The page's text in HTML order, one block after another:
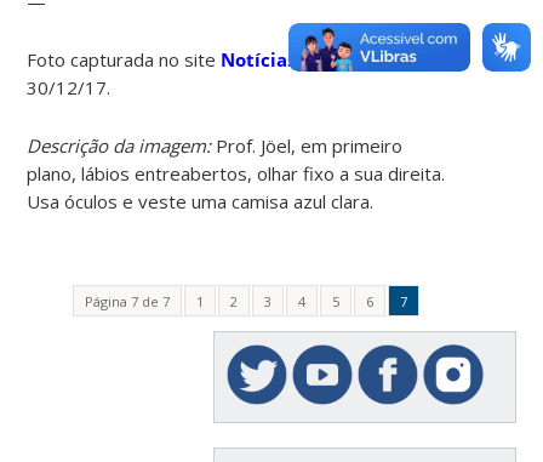
Foto capturada no site Notícias da UFSC, em
30/12/17.
Descrição da imagem:Prof. Jöel, em primeiro
plano, lábios entreabertos, olhar fixo a sua direita.
Usa óculos e veste uma camisa azul clara.
Página 7 de 7 1 2 3 4 5 6 7